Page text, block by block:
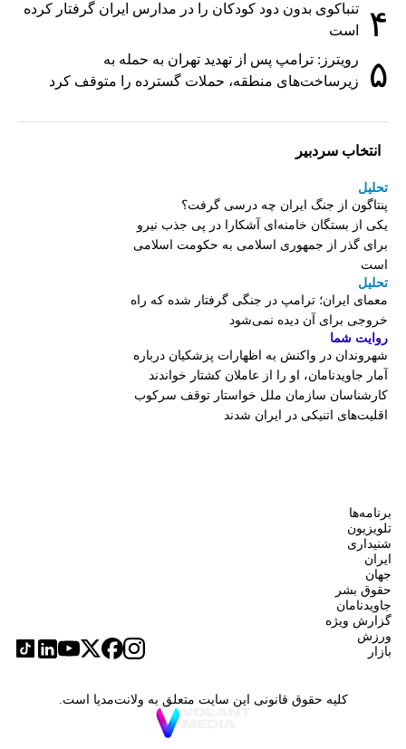
۴
تنباکوی بدون دود کودکان را در مدارس ایران گرفتار کرده
است
۵
رویترز: ترامپ پس از تهدید تهران به حمله به
زیرساخت‌های منطقه، حملات گسترده را متوقف کرد
انتخاب سردبیر
تحلیل
پنتاگون از جنگ ایران چه درسی گرفت؟
یکی از بستگان خامنه‌ای آشکارا در پی جذب نیرو
برای گذر از جمهوری اسلامی به حکومت اسلامی
است
تحلیل
معمای ایران؛ ترامپ در جنگی گرفتار شده که راه
خروجی برای آن دیده نمی‌شود
روایت شما
شهروندان در واکنش به اظهارات پزشکیان درباره
آمار جاویدنامان، او را از عاملان کشتار خواندند
کارشناسان سازمان ملل خواستار توقف سرکوب
اقلیت‌های اتنیکی در ایران شدند
برنامه‌ها
تلویزیون
شنیداری
ایران
جهان
حقوق بشر
جاویدنامان
گزارش ویژه
ورزش
بازار
کلیه حقوق قانونی این سایت متعلق به ولانت‌مدیا است.